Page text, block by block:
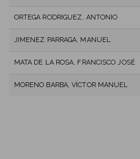
ORTEGA RODRIGUEZ, ANTONIO
JIMENEZ PARRAGA, MANUEL
MATA DE LA ROSA, FRANCISCO JOSÉ
MORENO BARBA, VÍCTOR MANUEL